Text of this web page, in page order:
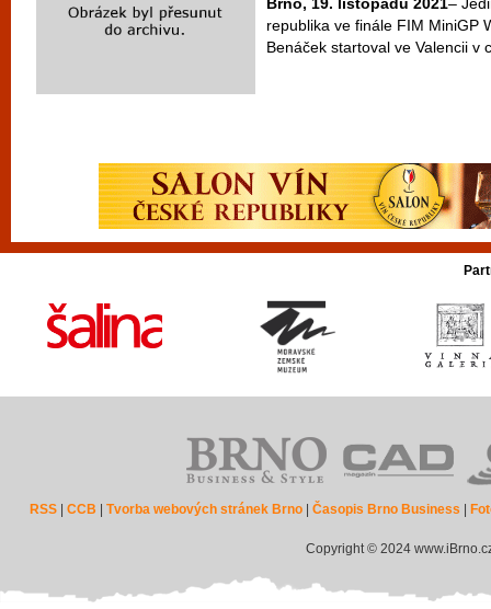
republika ve finále FIM MiniGP
Benáček startoval ve Valencii v
RSS |CCB |Tvorba webových stránek Brno |Časopis Brno Business
Copyright © 2024